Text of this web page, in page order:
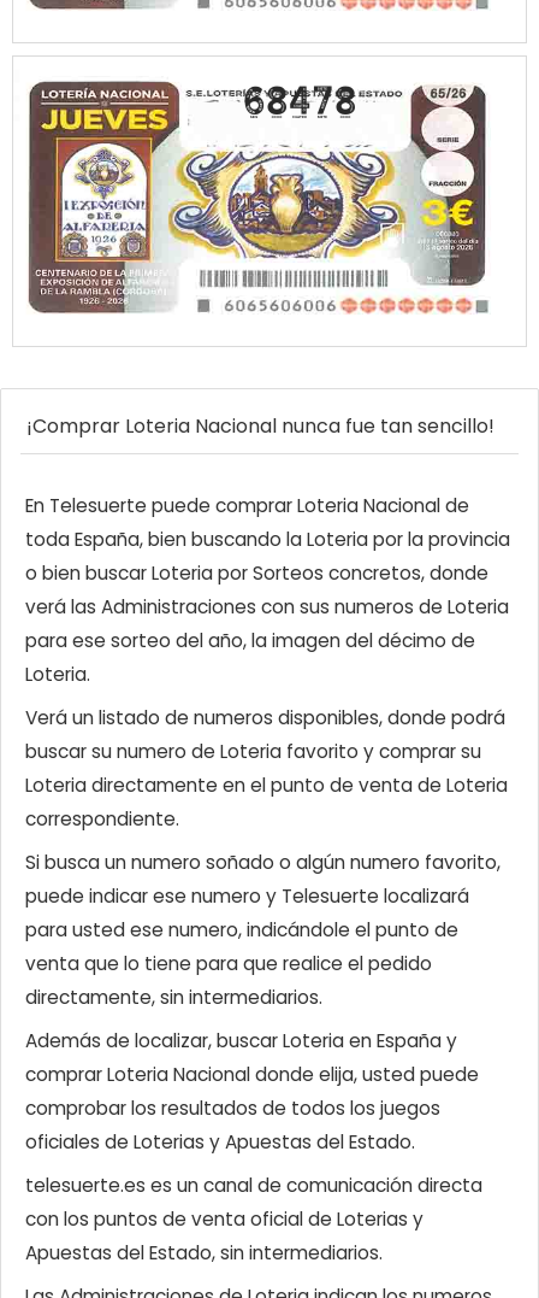
68478
¡Comprar Loteria Nacional nunca fue tan sencillo!
En Telesuerte puede comprar Loteria Nacional de
toda España, bien buscando la Loteria por la provincia
o bien buscar Loteria por Sorteos concretos, donde
verá las Administraciones con sus numeros de Loteria
para ese sorteo del año, la imagen del décimo de
Loteria.
Verá un listado de numeros disponibles, donde podrá
buscar su numero de Loteria favorito y comprar su
Loteria directamente en el punto de venta de Loteria
correspondiente.
Si busca un numero soñado o algún numero favorito,
puede indicar ese numero y Telesuerte localizará
para usted ese numero, indicándole el punto de
venta que lo tiene para que realice el pedido
directamente, sin intermediarios.
Además de localizar, buscar Loteria en España y
comprar Loteria Nacional donde elija, usted puede
comprobar los resultados de todos los juegos
oficiales de Loterias y Apuestas del Estado.
telesuerte.es es un canal de comunicación directa
con los puntos de venta oficial de Loterias y
Apuestas del Estado, sin intermediarios.